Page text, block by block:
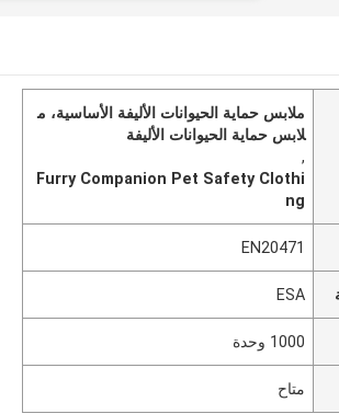
ملابس حماية الحيوانات الأليفة الأساسية، م
لابس حماية الحيوانات الأليفة
,
Furry Companion Pet Safety Clothi
ng
EN20471
ESA
1000 وحدة
متاح